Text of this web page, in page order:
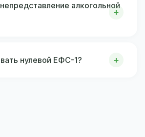
алкогольной
нулевой ЕФС-1?